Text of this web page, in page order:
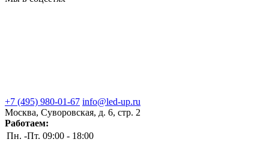
+7 (495) 980-01-67 info@led-up.ru
Москва, Суворовская, д. 6, стр. 2
Работаем:
Пн. -Пт. 09:00 - 18:00